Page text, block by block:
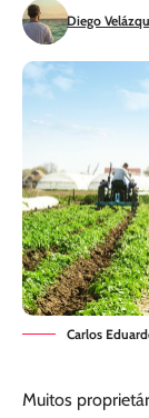
Diego
Carlos
Muitos